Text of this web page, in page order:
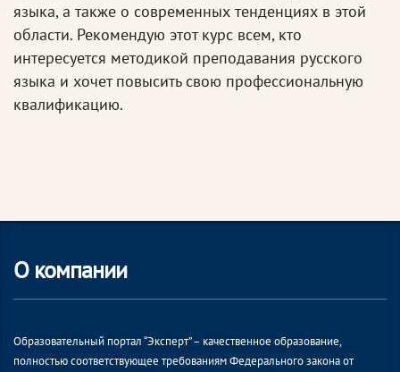
языка, а также о современных тенденциях в этой
области. Рекомендую этот курс всем, кто
интересуется методикой преподавания русского
языка и хочет повысить свою профессиональную
квалификацию.
О компании
Образовательный портал “Эксперт” – качественное образование,
полностью соответствующее требованиям Федерального закона от